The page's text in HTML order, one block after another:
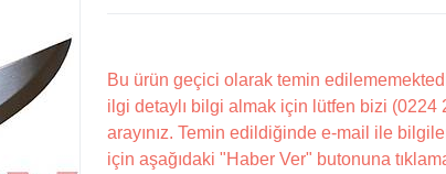
Bu ürün geçici olarak temin
ilgi detaylı bilgi almak için lütfen bizi (0224
arayınız. Temin edildiğinde e-mail ile
için aşağıdaki "Haber Ver" butonuna